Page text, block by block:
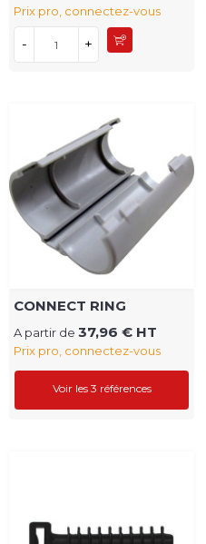
Prix pro, connectez-vous
- +
CONNECT RING
A partir de 37,96 € HT
Prix pro, connectez-vous
Voir les 3 références